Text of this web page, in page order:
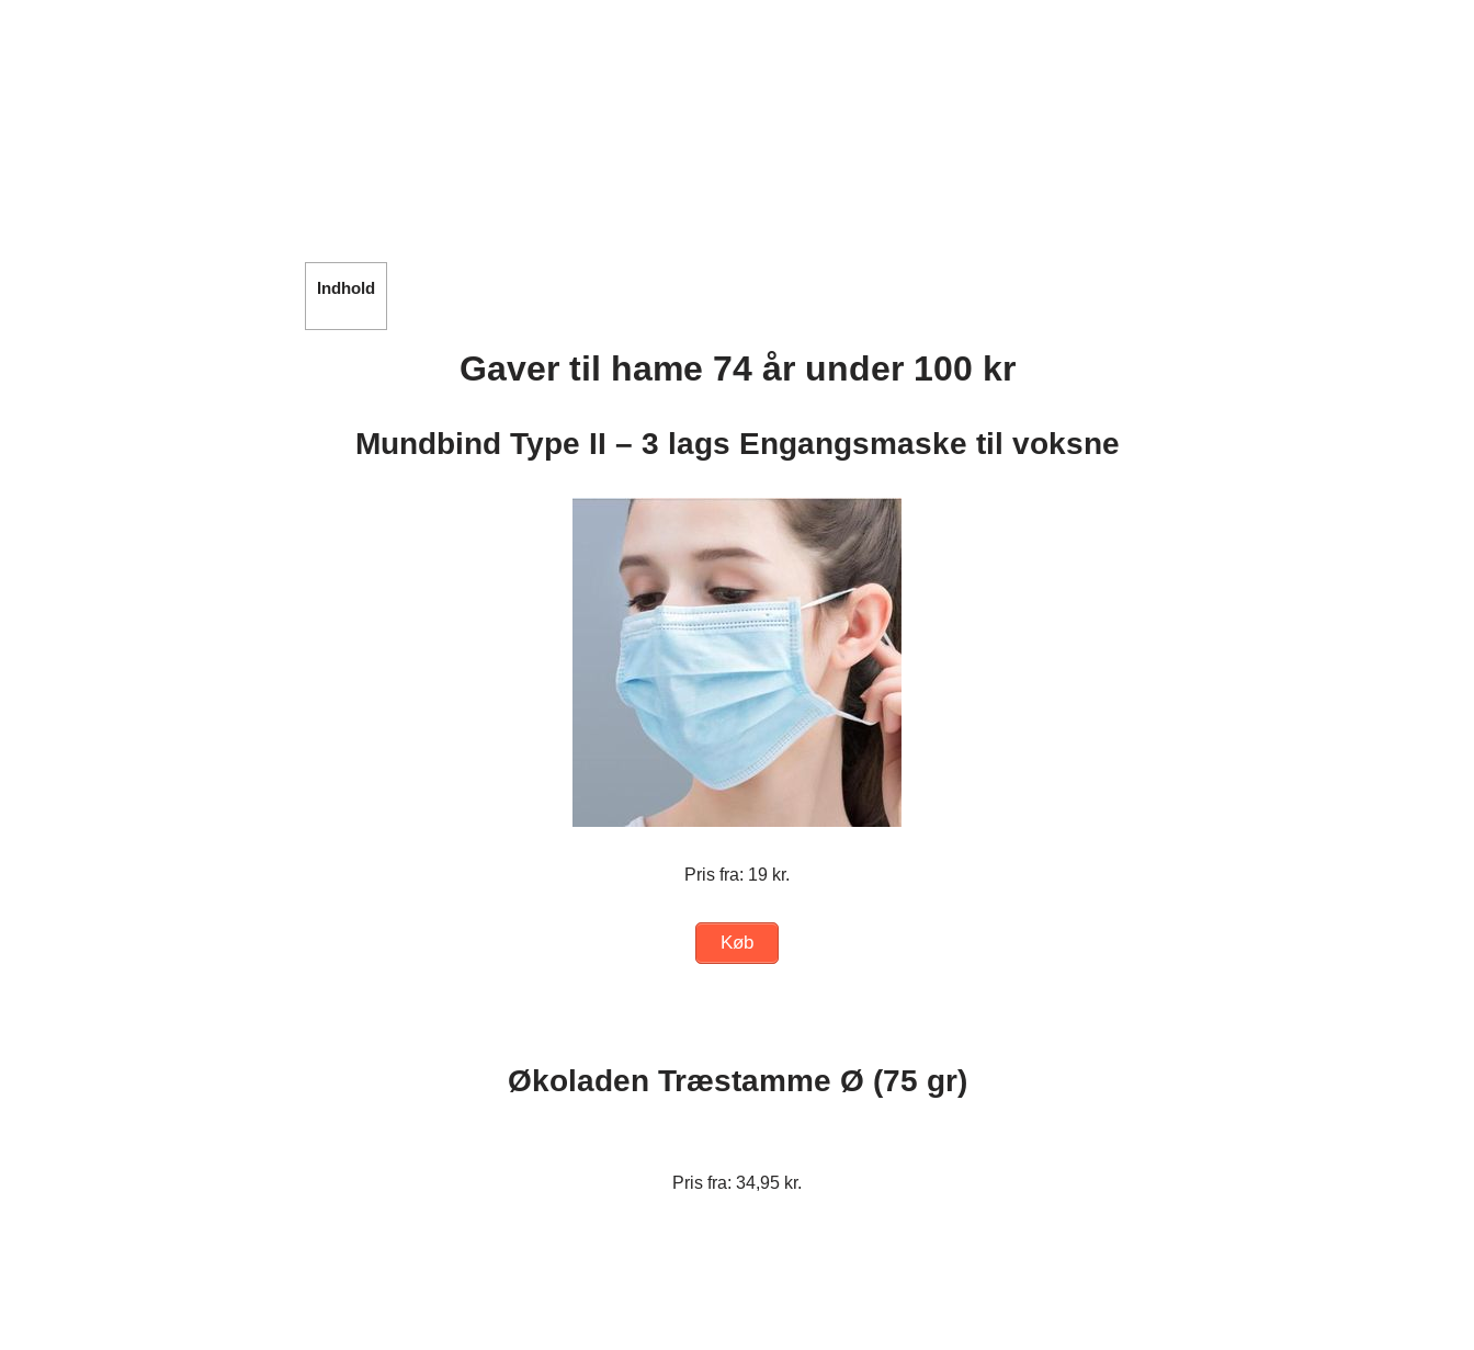
Indhold
Gaver til hame 74 år under 100 kr
Mundbind Type II – 3 lags Engangsmaske til voksne
Pris fra: 19 kr.
Køb
Økoladen Træstamme Ø (75 gr)
Pris fra: 34,95 kr.